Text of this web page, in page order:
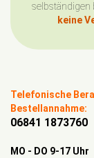
selbständigen
keine
Telefonische
Bestellannahme:
06841 1873760
MO - DO 9-17 Uhr